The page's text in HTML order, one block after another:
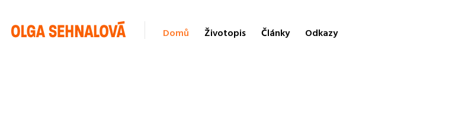
Domů Životopis Články Odkazy